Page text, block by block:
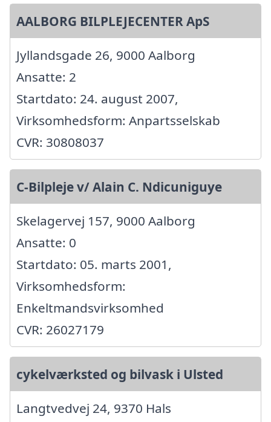
AALBORG BILPLEJECENTER ApS
Jyllandsgade 26, 9000 Aalborg
Ansatte: 2
Startdato: 24. august 2007,
Virksomhedsform: Anpartsselskab
CVR: 30808037
C-Bilpleje v/ Alain C. Ndicuniguye
Skelagervej 157, 9000 Aalborg
Ansatte: 0
Startdato: 05. marts 2001,
Virksomhedsform:
Enkeltmandsvirksomhed
CVR: 26027179
cykelværksted og bilvask i Ulsted
Langtvedvej 24, 9370 Hals